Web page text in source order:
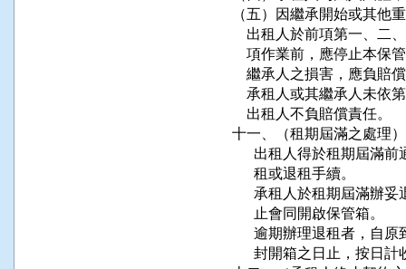
（五）因繼承開始或其他
出租人於前項第一、
項作業前，應停止本
繼承人之損害，應負賠
承租人或其繼承人未
    出租人不負賠償責任。
十一、（租期屆滿之處理）
出租人得於租期屆滿
      租或退租手續。
承租人於租期屆滿辦
      止會同開啟保管箱。
逾期辦理退租者，自
封開箱之日止，按日